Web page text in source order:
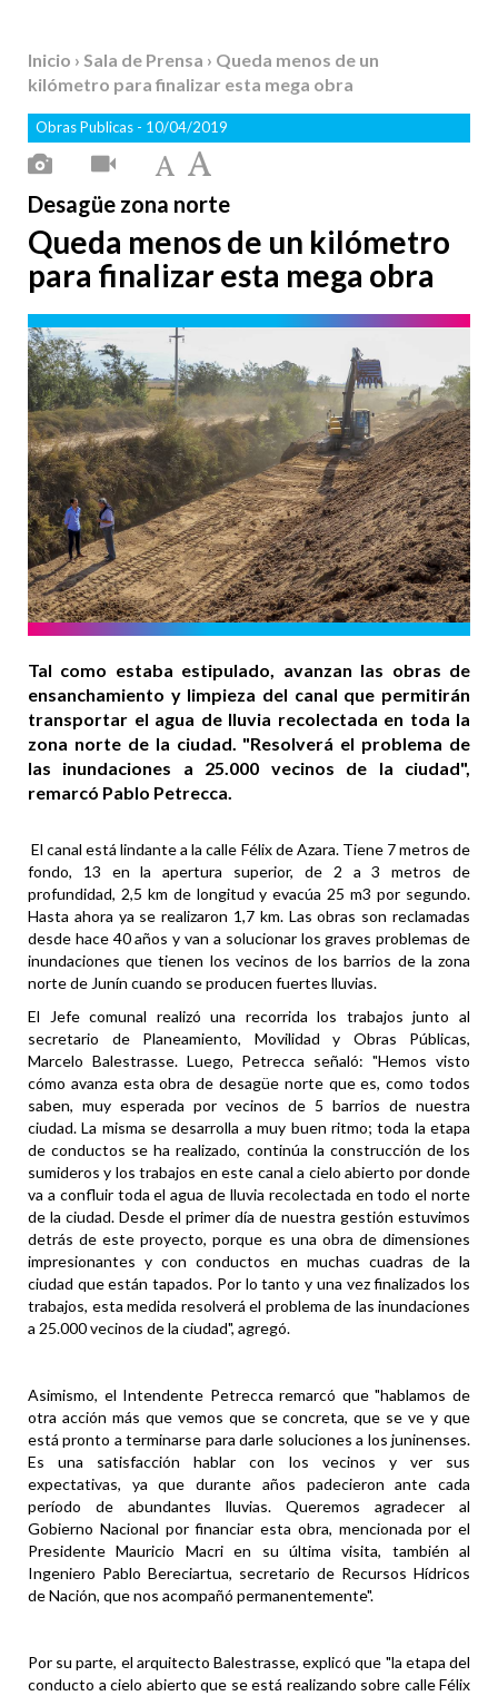
Inicio › Sala de Prensa › Queda menos de un
kilómetro para finalizar esta mega obra
Obras Publicas - 10/04/2019
Desagüe zona norte
Queda menos de un kilómetro
para finalizar esta mega obra
Tal como estaba estipulado, avanzan las obras de
ensanchamiento y limpieza del canal que permitirán
transportar el agua de lluvia recolectada en toda la
zona norte de la ciudad. "Resolverá el problema de
las inundaciones a 25.000 vecinos de la ciudad",
remarcó Pablo Petrecca.
El canal está lindante a la calle Félix de Azara. Tiene 7 metros de
fondo, 13 en la apertura superior, de 2 a 3 metros de
profundidad, 2,5 km de longitud y evacúa 25 m3 por segundo.
Hasta ahora ya se realizaron 1,7 km. Las obras son reclamadas
desde hace 40 años y van a solucionar los graves problemas de
inundaciones que tienen los vecinos de los barrios de la zona
norte de Junín cuando se producen fuertes lluvias.
El Jefe comunal realizó una recorrida los trabajos junto al
secretario de Planeamiento, Movilidad y Obras Públicas,
Marcelo Balestrasse. Luego, Petrecca señaló: "Hemos visto
cómo avanza esta obra de desagüe norte que es, como todos
saben, muy esperada por vecinos de 5 barrios de nuestra
ciudad. La misma se desarrolla a muy buen ritmo; toda la etapa
de conductos se ha realizado, continúa la construcción de los
sumideros y los trabajos en este canal a cielo abierto por donde
va a confluir toda el agua de lluvia recolectada en todo el norte
de la ciudad. Desde el primer día de nuestra gestión estuvimos
detrás de este proyecto, porque es una obra de dimensiones
impresionantes y con conductos en muchas cuadras de la
ciudad que están tapados. Por lo tanto y una vez finalizados los
trabajos, esta medida resolverá el problema de las inundaciones
a 25.000 vecinos de la ciudad", agregó.
Asimismo, el Intendente Petrecca remarcó que "hablamos de
otra acción más que vemos que se concreta, que se ve y que
está pronto a terminarse para darle soluciones a los juninenses.
Es una satisfacción hablar con los vecinos y ver sus
expectativas, ya que durante años padecieron ante cada
período de abundantes lluvias. Queremos agradecer al
Gobierno Nacional por financiar esta obra, mencionada por el
Presidente Mauricio Macri en su última visita, también al
Ingeniero Pablo Bereciartua, secretario de Recursos Hídricos
de Nación, que nos acompañó permanentemente".
Por su parte, el arquitecto Balestrasse, explicó que "la etapa del
conducto a cielo abierto que se está realizando sobre calle Félix